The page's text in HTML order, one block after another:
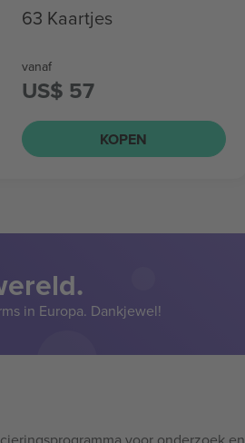
63 Kaartjes
vanaf
US$ 57
KOPEN
in Europa. Dankjewel!
voor onderzoek en